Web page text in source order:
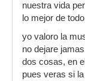
nuestra vida
lo mejor de
yo valoro la
no dejare
dos cosas, en
pues veras si